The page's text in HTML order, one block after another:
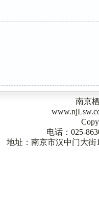
南京
电话：025-
地址：南京市汉中门大